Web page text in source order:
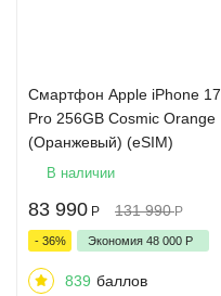
Cмартфон Apple iPhone 17
Pro 256GB Cosmic Orange
(Оранжевый) (eSIM)
В наличии
83 990 Р 131 990 Р
- 36% Экономия 48 000 Р
839 баллов